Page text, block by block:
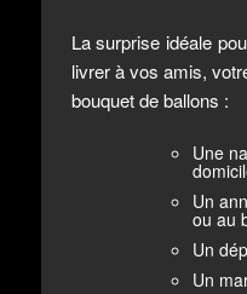
La surprise idéale
livrer à vos amis,
bouquet de ballons :
Une
Un
ou au
Un
Un